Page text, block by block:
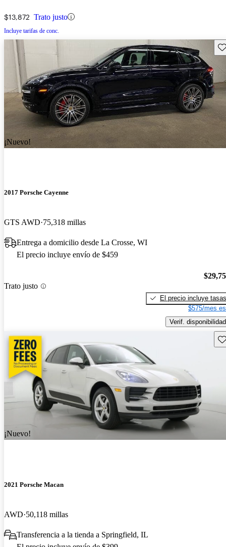
$13,872 Trato justo
Incluye tarifas de conc.
¡Nuevo!
2017 Porsche Cayenne
GTS AWD 75,318 millas
Entrega a domicilio desde La Crosse, WI
El precio incluye envío de $459
Trato justo
El precio incluye tasas
$575/mes
Verif. disponibilidad
¡Nuevo!
2021 Porsche Macan
AWD 50,118 millas
Transferencia a la tienda a Springfield, IL